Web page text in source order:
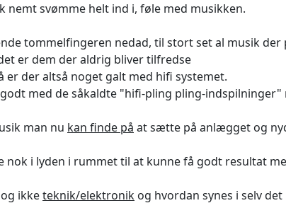
nemt svømme helt ind i, føle med musikken.
tommelfingeren nedad, til stort set al musik
er dem der aldrig bliver tilfredse
er der altså noget galt med hifi systemet.
med de såkaldte "hifi-pling pling-
man nu kan finde på at sætte på anlægget og
nok i lyden i rummet til at kunne få godt resultat
og ikketeknik/elektronik og hvordan synes i selv det